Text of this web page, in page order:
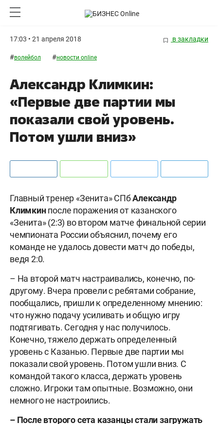
17:03 • 21 апреля 2018 в закладки
#волейбол #новости online
Александр Климкин:
«Первые две партии мы
показали свой уровень.
Потом ушли вниз»
Главный тренер «Зенита» СПбАлександр
Климкинпосле поражения от казанского
«Зенита» (2:3) во втором матче финальной серии
чемпионата России объяснил, почему его
команде не удалось довести матч до победы,
ведя 2:0.
– На второй матч настраивались, конечно, по-
другому. Вчера провели с ребятами собрание,
пообщались, пришли к определенному мнению:
что нужно подачу усиливать и общую игру
подтягивать. Сегодня у нас получилось.
Конечно, тяжело держать определенный
уровень с Казанью. Первые две партии мы
показали свой уровень. Потом ушли вниз. С
командой такого класса, держать уровень
сложно. Игроки там опытные. Возможно, они
немного не настроились.
– После второго сета казанцы стали загружать